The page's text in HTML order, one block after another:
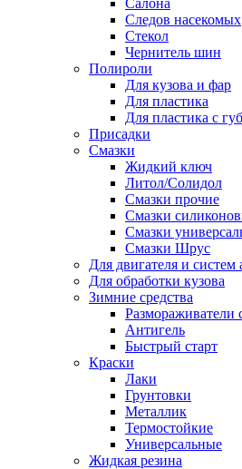
Салона
Следов насекомых
Стекол
Чернитель шин
Полироли
Для кузова и фар
Для пластика
Для пластика с
Присадки
Смазки
Жидкий ключ
Литол/Солидол
Смазки прочие
Смазки
Смазки
Смазки Шрус
Для двигателя и систем
Для обработки кузова
Зимние средства
Размораживатели
Антигель
Быстрый старт
Краски
Лаки
Грунтовки
Металлик
Термостойкие
Универсальные
Жидкая резина